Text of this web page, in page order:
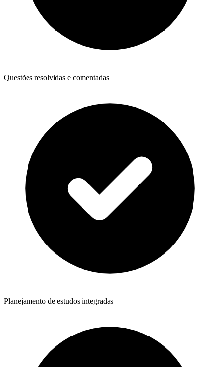
Questões resolvidas e comentadas
Planejamento de estudos integradas